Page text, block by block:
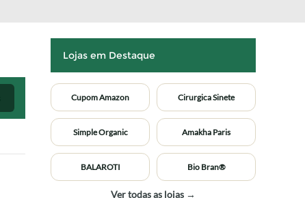
Lojas em Destaque
Cupom Amazon Cirurgica Sinete
Simple Organic Amakha Paris
BALAROTI Bio Bran®
Ver todas as lojas →